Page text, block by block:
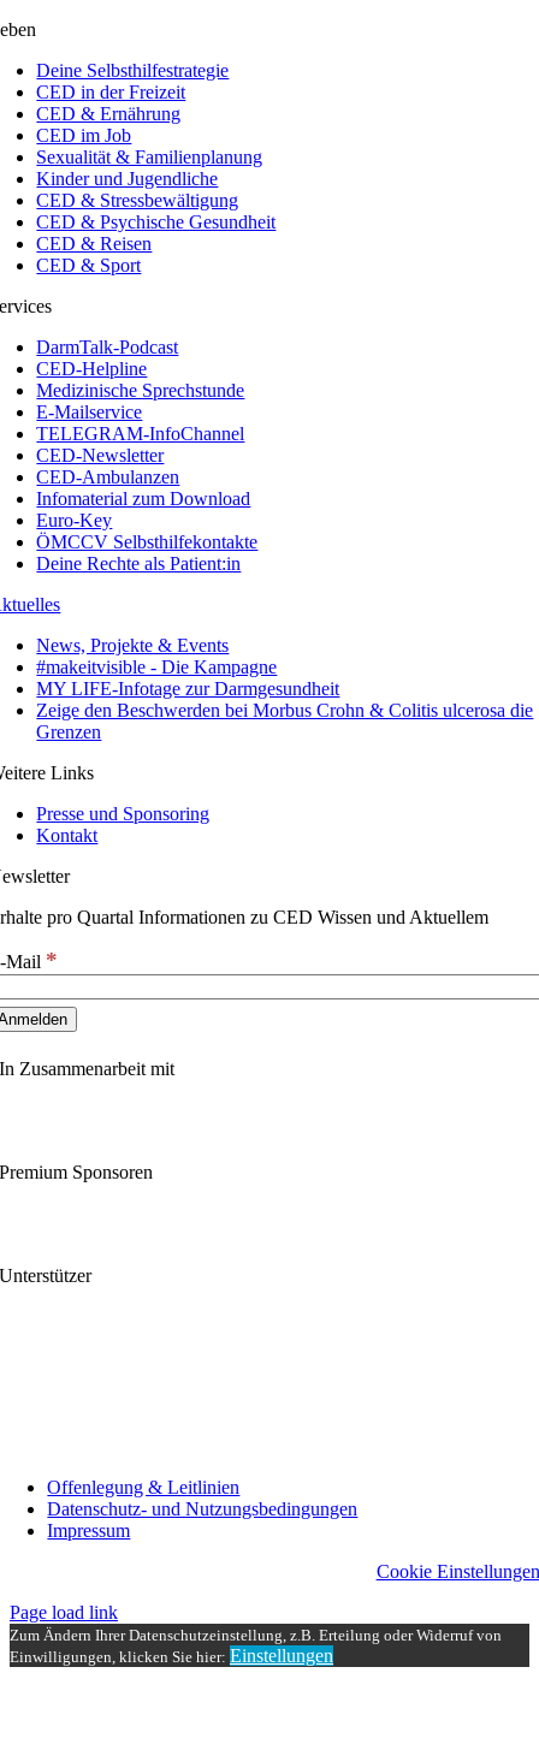
Deine Selbsthilfestrategie
CED in der Freizeit
CED & Ernährung
CED im Job
Sexualität & Familienplanung
Kinder und Jugendliche
CED & Stressbewältigung
CED & Psychische Gesundheit
CED & Reisen
CED & Sport
DarmTalk-Podcast
CED-Helpline
Medizinische Sprechstunde
E-Mailservice
TELEGRAM-InfoChannel
CED-Newsletter
CED-Ambulanzen
Infomaterial zum Download
Euro-Key
ÖMCCV Selbsthilfekontakte
Deine Rechte als Patient:in
News, Projekte & Events
#makeitvisible - Die Kampagne
MY LIFE-Infotage zur Darmgesundheit
Zeige den Beschwerden bei Morbus Crohn & Colitis ulcerosa die
Grenzen
Links
Presse und Sponsoring
Kontakt
pro Quartal Informationen zu CED Wissen und Aktuellem
Mail *
In Zusammenarbeit mit
Premium Sponsoren
Unterstützer
Offenlegung & Leitlinien
Datenschutz- und Nutzungsbedingungen
Impressum
Cookie Einstellungen
Page load link
Zum Ändern Ihrer Datenschutzeinstellung, z.B. Erteilung oder Widerruf von
Einwilligungen, klicken Sie hier: Einstellungen